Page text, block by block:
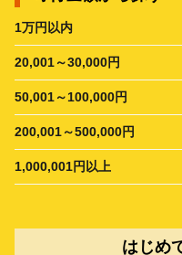
1万円以内
20,001～30,000円
50,001～100,000円
200,001～500,000円
1,000,001円以上
はじめ